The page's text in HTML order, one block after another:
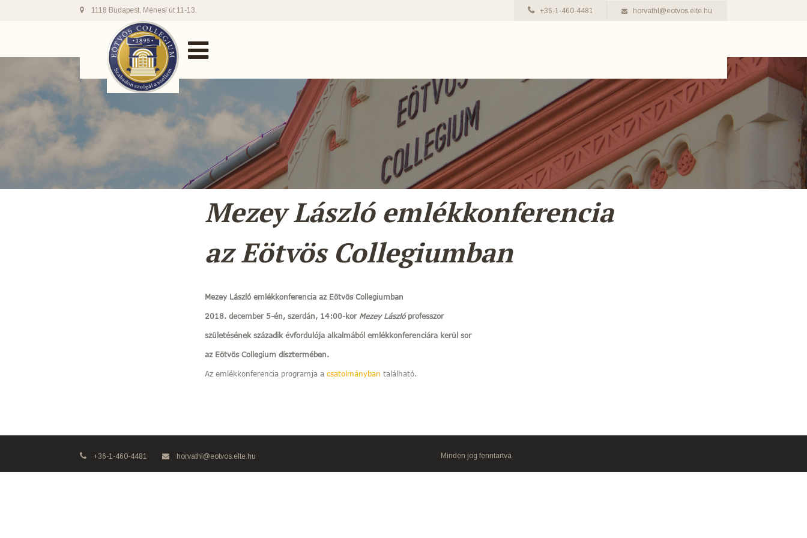
1118 Budapest, Ménesi út 11-13. +36-1-460-4481 horvathl@eotvos.elte.hu
Mezey László emlékkonferencia
az Eötvös Collegiumban
Mezey László emlékkonferencia az Eötvös Collegiumban
2018. december 5-én, szerdán, 14:00-kor Mezey Lászlóprofesszor
születésének századik évfordulója alkalmából emlékkonferenciára kerül sor
az Eötvös Collegium dísztermében.
Az emlékkonferencia programja a csatolmányban található.
+36-1-460-4481 horvathl@eotvos.elte.hu Minden jog fenntartva